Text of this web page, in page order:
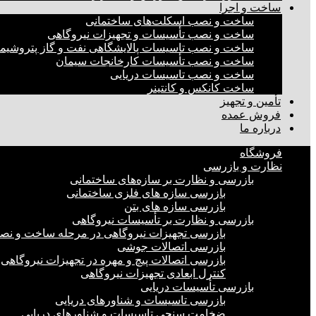
ساخت و اجرا
ساخت و نصب اسکلت‌های ساختمانی
ساخت و نصب تأسیسات و تجهیزات نیروگاهی
ساخت و نصب تاسیسات پالایشگاهی نفت و گاز
ساخت و نصب تأسیسات کارخانجات سیمان
ساخت و نصب تاسیسات دریایی
ساخت کانکس و کانتینر
تأمین و تجهیز
فروش عمده
درباره ما
فروشگاه
نظارت و بازرسی
بازرسی و نظارت بر سازه‌های ساختمانی
بازرسی سازه های فلزی ساختمانی
بازرسی سازه های بتن
بازرسی و نظارت بر تأسیسات نیروگاهی
بازرسی تجهیزات نیروگاهی در مرحله ساخت و
بازرسی اتصالات جوشی
بازرسی اتصالات پیچ و مهره در تجهیزات نیروگاهی
کنترل ابعادی تجهیزات نیروگاهی
بازرسی تأسیسات دریایی
بازرسی تاسیسات و شناورهای دریایی
ضخامت سنجی تاسیسات و شناورهای دریایی